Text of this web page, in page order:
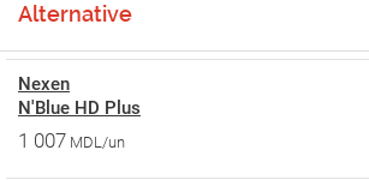
Alternative
Nexen
N'Blue HD Plus
1 007 MDL/un